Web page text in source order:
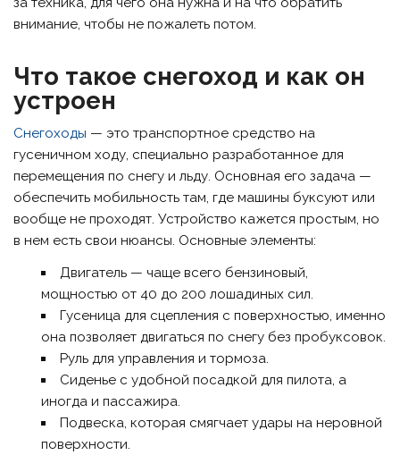
внимание, чтобы не пожалеть потом.
Что такое снегоход и как он
устроен
Снегоходы — это транспортное средство на
гусеничном ходу, специально разработанное для
перемещения по снегу и льду. Основная его задача —
обеспечить мобильность там, где машины буксуют или
вообще не проходят. Устройство кажется простым, но
в нем есть свои нюансы. Основные элементы:
Двигатель — чаще всего бензиновый,
мощностью от 40 до 200 лошадиных сил.
Гусеница для сцепления с поверхностью, именно
она позволяет двигаться по снегу без пробуксовок.
Руль для управления и тормоза.
Сиденье с удобной посадкой для пилота, а
иногда и пассажира.
Подвеска, которая смягчает удары на неровной
поверхности.